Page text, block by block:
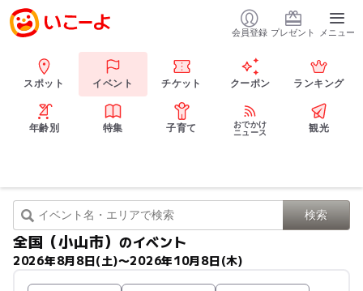
会員登録 プレゼント メニュー
スポット イベント チケット クーポン ランキング
年齢別 特集 子育て
おでかけ
ニュース
観光
全国（小山市）のイベント
2026年8月8日(土)〜2026年10月8日(木)